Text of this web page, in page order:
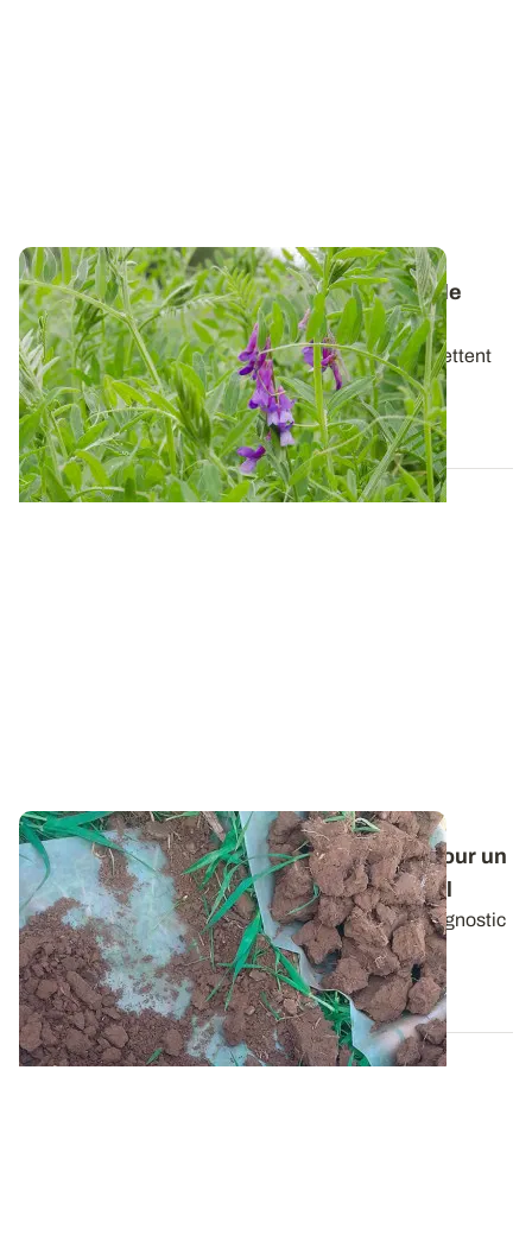
Couverts végétaux - Des effets variés sur le
fonctionnement des sols
Dix années d’essais au sein du réseau ARVALIS mettent
en évidence l’effet des couverts...
21 DÉC. 2017
Méthode d'observation - Le test bêche : pour un
diagnostic rapide de l'état structural du sol
Le test bêche permet d’établir en 20 minutes un diagnostic
de la structure du sol en...
15 FÉVR. 2018